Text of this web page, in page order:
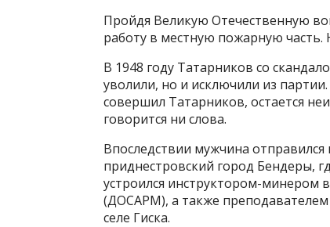
Пройдя Великую Отечественную
работу в местную пожарную часть.
В 1948 году Татарников со
уволили, но и исключили из
совершил Татарников, остается
говорится ни слова.
Впоследствии мужчина
приднестровский город Бендеры,
устроился инструктором-минером
(ДОСАРМ), а также
селе Гиска.